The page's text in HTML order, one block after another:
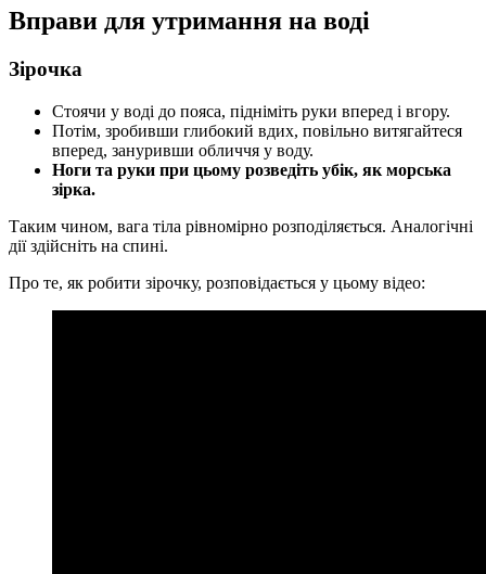
Вправи для утримання на воді
Зірочка
Стоячи у воді до пояса, підніміть руки вперед і вгору.
Потім, зробивши глибокий вдих, повільно витягайтеся
вперед, зануривши обличчя у воду.
Ноги та руки при цьому розведіть убік, як морська
зірка.
Таким чином, вага тіла рівномірно розподіляється. Аналогічні
дії здійсніть на спині.
Про те, як робити зірочку, розповідається у цьому відео: